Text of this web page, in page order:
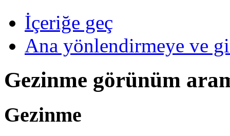
İçeriğe geç
Ana yönlendirmeye ve
Gezinme görünüm
Gezinme